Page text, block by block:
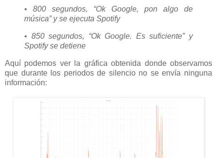
• 800 segundos, “Ok Google, pon algo de
música” y se ejecuta Spotify
• 850 segundos, “Ok Google. Es suficiente” y
Spotify se detiene
Aquí podemos ver la gráfica obtenida donde observamos
que durante los periodos de silencio no se envía ninguna
información: